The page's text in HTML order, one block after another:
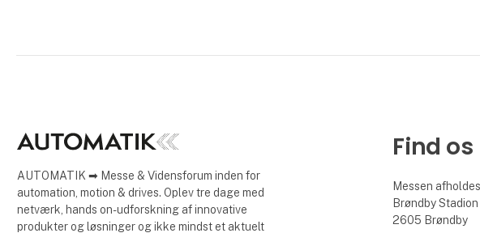
AUTOMATIK ➡ Messe & Vidensforum inden for
automation, motion & drives. Oplev tre dage med
netværk, hands on-udforskning af innovative
produkter og løsninger og ikke mindst et aktuelt
Find os
Messen
Brøndby Stadion
2605 Brøndby